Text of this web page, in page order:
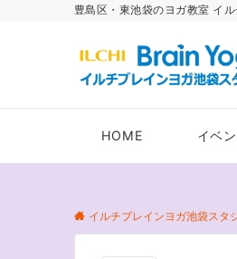
豊島区・東池袋のヨガ教室 イ
HOME イベ
イルチブレインヨガ池袋スタ